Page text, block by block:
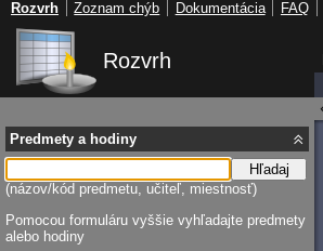
Rozvrh
Predmety a hodiny
Hľadaj
(názov/kód predmetu, učiteľ, miestnosť)
Pomocou formuláru vyššie vyhľadajte predmety
alebo hodiny
Rozvrh Zoznam chýb Dokumentácia FAQ